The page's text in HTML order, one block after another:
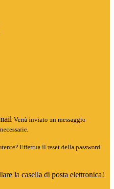
Verrà inviato un messaggio
Effettua il reset della password
la casella di posta elettronica!